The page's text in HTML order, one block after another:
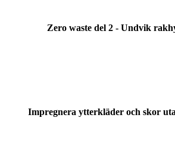
Zero waste del 2 - Undvik
Impregnera ytterkläder och skor